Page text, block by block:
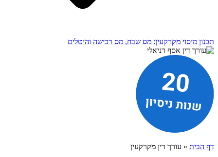
תכנון מיסוי מקרקעין: מס שבח, מס רכישה והיטלים
דף הבית » עורך דין מקרקעין